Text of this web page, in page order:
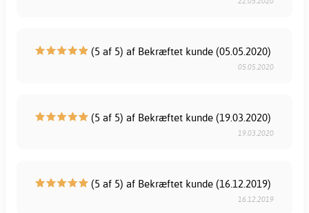
(5 af 5) af Bekræftet kunde (05.05.2020)
05.05.2020
(5 af 5) af Bekræftet kunde (19.03.2020)
19.03.2020
(5 af 5) af Bekræftet kunde (16.12.2019)
16.12.2019